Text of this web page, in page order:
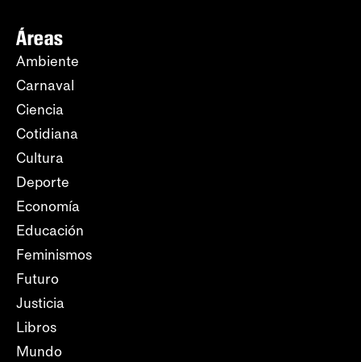
Áreas
Ambiente
Carnaval
Ciencia
Cotidiana
Cultura
Deporte
Economía
Educación
Feminismos
Futuro
Justicia
Libros
Mundo